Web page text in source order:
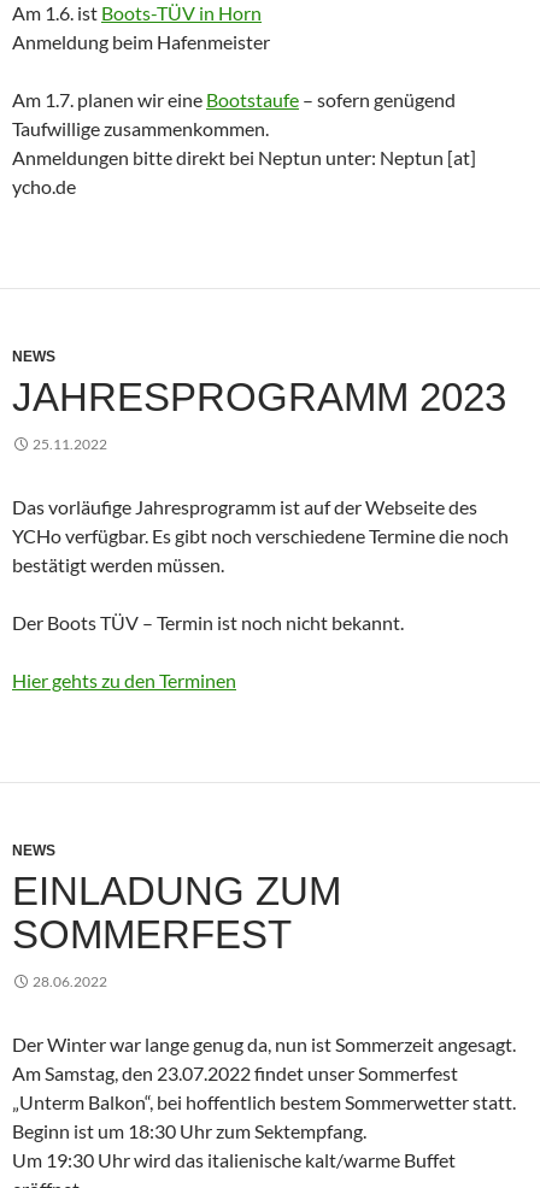
Am 1.6. ist Boots-TÜV in Horn
Anmeldung beim Hafenmeister
Am 1.7. planen wir eine Bootstaufe – sofern genügend
Taufwillige zusammenkommen.
Anmeldungen bitte direkt bei Neptun unter: Neptun [at]
ycho.de
NEWS
JAHRESPROGRAMM 2023
25.11.2022
Das vorläufige Jahresprogramm ist auf der Webseite des
YCHo verfügbar. Es gibt noch verschiedene Termine die noch
bestätigt werden müssen.
Der Boots TÜV – Termin ist noch nicht bekannt.
Hier gehts zu den Terminen
NEWS
EINLADUNG ZUM
SOMMERFEST
28.06.2022
Der Winter war lange genug da, nun ist Sommerzeit angesagt.
Am Samstag, den 23.07.2022 findet unser Sommerfest
„Unterm Balkon“, bei hoffentlich bestem Sommerwetter statt.
Beginn ist um 18:30 Uhr zum Sektempfang.
Um 19:30 Uhr wird das italienische kalt/warme Buffet